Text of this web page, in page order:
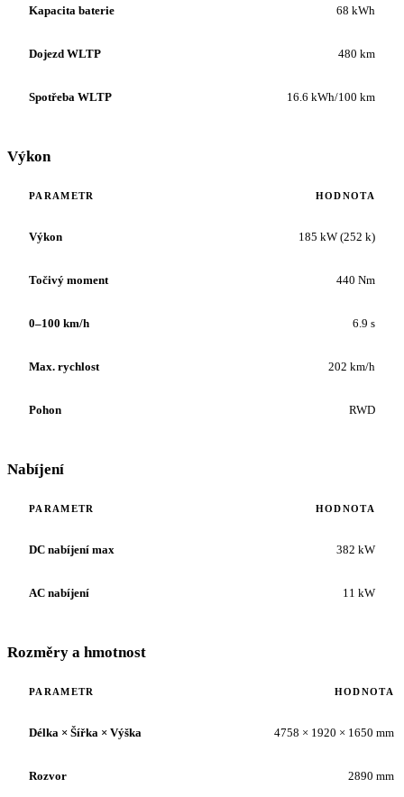
Kapacita baterie 68 kWh
Dojezd WLTP 480 km
Spotřeba WLTP 16.6 kWh/100 km
Výkon
PARAMETR HODNOTA
Výkon 185 kW (252 k)
Točivý moment 440 Nm
0–100 km/h 6.9 s
Max. rychlost 202 km/h
Pohon RWD
Nabíjení
PARAMETR HODNOTA
DC nabíjení max 382 kW
AC nabíjení 11 kW
Rozměry a hmotnost
PARAMETR HODNOTA
Délka × Šířka × Výška 4758 × 1920 × 1650 mm
Rozvor 2890 mm